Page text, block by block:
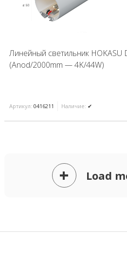
Линейный светильник HOKASU
(Anod/2000mm — 4K/44W)
Артикул: 0416211 Наличие: ✔
+ Load